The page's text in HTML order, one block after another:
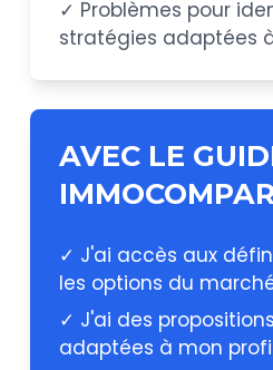
✓ Problèmes pour
stratégies adaptées
AVEC LE
✓ J'ai accès aux
les options du
✓ J'ai des
adaptées à mon